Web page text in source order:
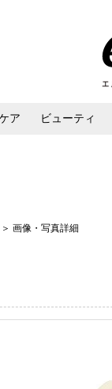
ア ビューティ
＞ 画像・写真詳細